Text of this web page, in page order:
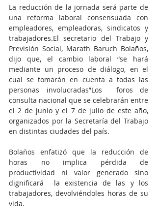
La reducción de la jornada será parte de
una reforma laboral consensuada con
empleadores, empleadoras, sindicatos y
trabajadores.El secretario del Trabajo y
Previsión Social, Marath Baruch Bolaños,
dijo que, el cambio laboral “se hará
mediante un proceso de diálogo, en el
cual se tomarán en cuenta a todas las
personas involucradas”Los  foros de
consulta nacional que se celebrarán entre
el 2 de junio y el 7 de julio de este año,
organizados por la Secretaría del Trabajo
en distintas ciudades del país.
Bolaños enfatizó que la reducción de
horas no implica pérdida de
productividad ni valor generado sino
dignificará  la existencia de las y los
trabajadores, devolviéndoles horas de su
vida.